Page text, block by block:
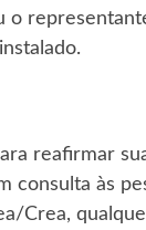
reafirmar
consulta às
Crea,